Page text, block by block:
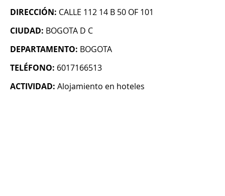
DIRECCIÓN: CALLE 112 14 B 50 OF 101
CIUDAD: BOGOTA D C
DEPARTAMENTO: BOGOTA
TELÉFONO: 6017166513
ACTIVIDAD: Alojamiento en hoteles